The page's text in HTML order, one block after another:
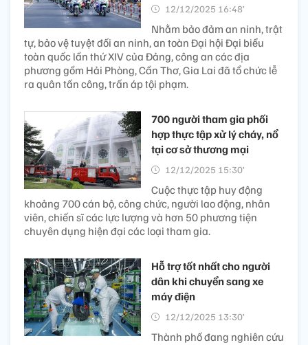
12/12/2025 16:48’
Nhằm bảo đảm an ninh, trật
tự, bảo vệ tuyệt đối an ninh, an toàn Đại hội Đại biểu
toàn quốc lần thứ XIV của Đảng, công an các địa
phương gồm Hải Phòng, Cần Thơ, Gia Lai đã tổ chức lễ
ra quân tấn công, trấn áp tội phạm.
700 người tham gia phối
hợp thực tập xử lý cháy, nổ
tại cơ sở thương mại
12/12/2025 15:30’
Cuộc thực tập huy động
khoảng 700 cán bộ, công chức, người lao động, nhân
viên, chiến sĩ các lực lượng và hơn 50 phương tiện
chuyên dụng hiện đại các loại tham gia.
Hỗ trợ tốt nhất cho người
dân khi chuyển sang xe
máy điện
12/12/2025 13:30’
Thành phố đang nghiên cứu